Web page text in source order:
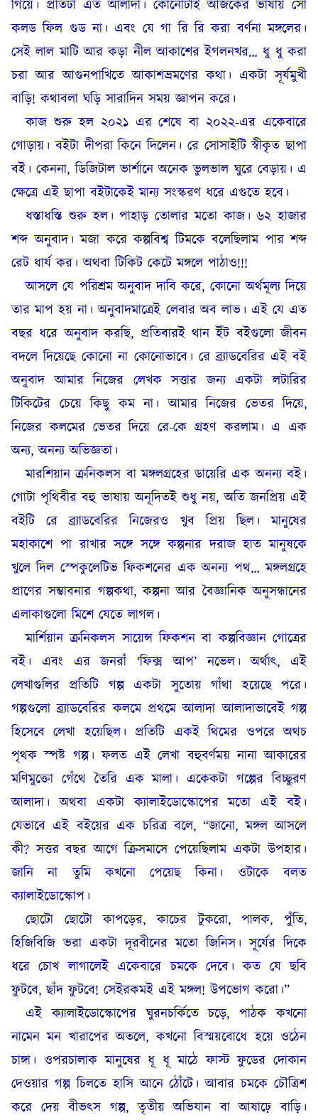
গিয়ে। প্রতিটা এত আলাদা। কোনোটাই আজকের ভাষায় সো
কলড ফিল গুড না। এবং যে গা রি রি করা বর্ণনা মঙ্গলের।
সেই লাল মাটি আর কড়া নীল আকাশের ইগলনখর… ধু ধু করা
চরা আর আগুনপাখিতে আকাশভ্রমণের কথা। একটা সূর্যমুখী
বাড়ি! কথাবলা ঘড়ি সারাদিন সময় জ্ঞাপন করে।
কাজ শুরু হল ২০২১ এর শেষে বা ২০২২-এর একেবারে
গোড়ায়। বইটা দীপরা কিনে দিলেন। রে সোসাইটি স্বীকৃত ছাপা
বই। কেননা, ডিজিটাল ভার্শানে অনেক ভুলভাল ঘুরে বেড়ায়। এ
ক্ষেত্রে এই ছাপা বইটাকেই মান্য সংস্করণ ধরে এগুতে হবে।
ধস্তাধস্তি শুরু হল। পাহাড় তোলার মতো কাজ। ৬২ হাজার
শব্দ অনুবাদ। মজা করে কল্পবিশ্ব টিমকে বলেছিলাম পার শব্দ
রেট ধার্য কর। অথবা টিকিট কেটে মঙ্গলে পাঠাও!!!
আসলে যে পরিশ্রম অনুবাদ দাবি করে, কোনো অর্থমূল্য দিয়ে
তার মাপ হয় না। অনুবাদমাত্রেই লেবার অব লাভ। এই যে এত
বছর ধরে অনুবাদ করছি, প্রতিবারই থান ইঁট বইগুলো জীবন
বদলে দিয়েছে কোনো না কোনোভাবে। রে ব্র্যাডবেরির এই বই
অনুবাদ আমার নিজের লেখক সত্তার জন্য একটা লটারির
টিকিটের চেয়ে কিছু কম না। আমার নিজের ভেতর দিয়ে,
নিজের কলমের ভেতর দিয়ে রে-কে গ্রহণ করলাম। এ এক
অন্য, অনন্য অভিজ্ঞতা।
মারশিয়ান ক্রনিকলস বা মঙ্গলগ্রহের ডায়েরি এক অনন্য বই।
গোটা পৃথিবীর বহু ভাষায় অনূদিতই শুধু নয়, অতি জনপ্রিয় এই
বইটি রে ব্র্যাডবেরির নিজেরও খুব প্রিয় ছিল। মানুষের
মহাকাশে পা রাখার সঙ্গে সঙ্গে কল্পনার দরাজ হাত মানুষকে
খুলে দিল স্পেকুলেটিভ ফিকশনের এক অনন্য পথ… মঙ্গলগ্রহে
প্রাণের সম্ভাবনার গল্পকথা, কল্পনা আর বৈজ্ঞানিক অনুসন্ধানের
এলাকাগুলো মিশে যেতে লাগল।
মার্শিয়ান ক্রনিকলস সায়েন্স ফিকশন বা কল্পবিজ্ঞান গোত্রের
বই। এবং এর জনরাঁ ‘ফিক্স আপ’ নভেল। অর্থাৎ, এই
লেখাগুলির প্রতিটি গল্প একটা সুতোয় গাঁথা হয়েছে পরে।
গল্পগুলো ব্র্যাডবেরির কলমে প্রথমে আলাদা আলাদাভাবেই গল্প
হিসেবে লেখা হয়েছিল। প্রতিটি একই থিমের ওপরে অথচ
পৃথক স্পষ্ট গল্প। ফলত এই লেখা বহুবর্ণময় নানা আকারের
মণিমুক্তো গেঁথে তৈরি এক মালা। একেকটা গল্পের বিচ্ছুরণ
আলাদা। অথবা একটা ক্যালাইডোস্কোপের মতো এই বই।
যেভাবে এই বইয়ের এক চরিত্র বলে, “জানো, মঙ্গল আসলে
কী? সত্তর বছর আগে ক্রিসমাসে পেয়েছিলাম একটা উপহার।
জানি না তুমি কখনো পেয়েছ কিনা। ওটাকে বলত
ক্যালাইডোস্কোপ।
ছোটো ছোটো কাপড়ের, কাচের টুকরো, পালক, পুঁতি,
হিজিবিজি ভরা একটা দূরবীনের মতো জিনিস। সূর্যের দিকে
ধরে চোখ লাগালেই একেবারে চমকে দেবে। কত যে ছবি
ফুটবে, ছাঁদ ফুটবে! সেইরকমই এই মঙ্গল! উপভোগ করো।”
এই ক্যালাইডোস্কোপের ঘুরনচর্কিতে চড়ে, পাঠক কখনো
নামেন মন খারাপের অতলে, কখনো বিস্ময়বোধে হয়ে ওঠেন
চাঙ্গা। ওপরচালাক মানুষের ধূ ধূ মাঠে ফাস্ট ফুডের দোকান
দেওয়ার গল্প চিলতে হাসি আনে ঠোঁটে। আবার চমকে চৌত্রিশ
করে দেয় বীভৎস গল্প, তৃতীয় অভিযান বা আষাঢ়ে বাড়ি।